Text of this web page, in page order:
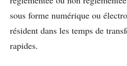
sous forme numérique ou
résident dans les temps de
rapides.